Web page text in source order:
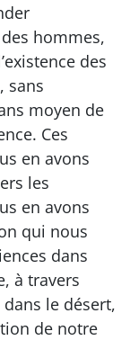
hommes,
des
sans
moyen de
Ces
en avons
les
en avons
qui nous
dans
à travers
le désert,
de notre